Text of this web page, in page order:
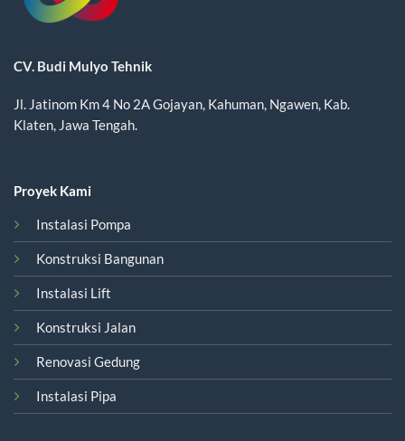
CV. Budi Mulyo Tehnik
Jl. Jatinom Km 4 No 2A Gojayan, Kahuman, Ngawen, Kab.
Klaten, Jawa Tengah.
Proyek Kami
Instalasi Pompa
Konstruksi Bangunan
Instalasi Lift
Konstruksi Jalan
Renovasi Gedung
Instalasi Pipa